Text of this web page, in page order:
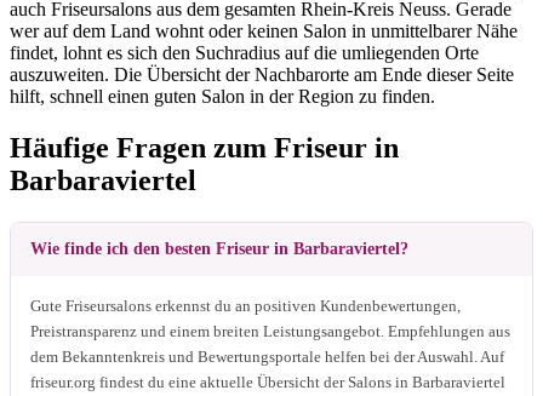
auch Friseursalons aus dem gesamten Rhein-Kreis Neuss. Gerade
wer auf dem Land wohnt oder keinen Salon in unmittelbarer Nähe
findet, lohnt es sich den Suchradius auf die umliegenden Orte
auszuweiten. Die Übersicht der Nachbarorte am Ende dieser Seite
hilft, schnell einen guten Salon in der Region zu finden.
Häufige Fragen zum Friseur in
Barbaraviertel
Wie finde ich den besten Friseur in Barbaraviertel?
Gute Friseursalons erkennst du an positiven Kundenbewertungen,
Preistransparenz und einem breiten Leistungsangebot. Empfehlungen aus
dem Bekanntenkreis und Bewertungsportale helfen bei der Auswahl. Auf
friseur.org findest du eine aktuelle Übersicht der Salons in Barbaraviertel